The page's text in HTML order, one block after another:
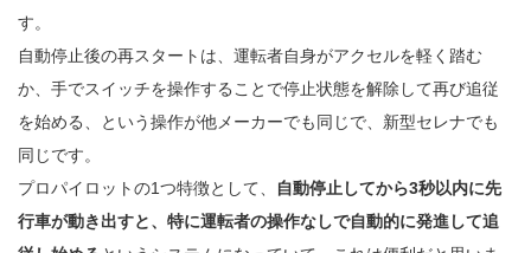
す。
自動停止後の再スタートは、運転者自身がアクセルを軽く踏む
か、手でスイッチを操作することで停止状態を解除して再び追従
を始める、という操作が他メーカーでも同じで、新型セレナでも
同じです。
プロパイロットの1つ特徴として、
自動停止してから3秒以内に先
行車が動き出すと、特に運転者の操作なしで自動的に発進して追